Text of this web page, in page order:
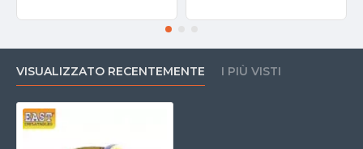
VISUALIZZATO RECENTEMENTE I PIÙ VISTI